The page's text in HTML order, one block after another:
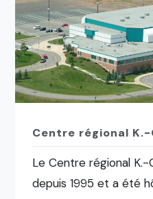
Centre régional K.-
Le Centre régional
depuis 1995 et a été